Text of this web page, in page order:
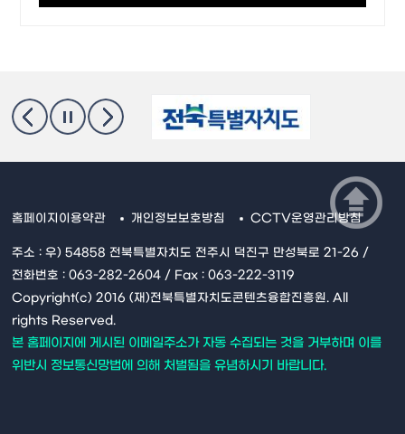
홈페이지이용약관 개인정보보호방침 CCTV운영관리방침
주소 : 우) 54858 전북특별자치도 전주시 덕진구 만성북로 21-26 /
전화번호 : 063-282-2604 / Fax : 063-222-3119
Copyright(c) 2016 (재)전북특별자치도콘텐츠융합진흥원. All
rights Reserved.
본 홈페이지에 게시된 이메일주소가 자동 수집되는 것을 거부하며 이를
위반시 정보통신망법에 의해 처벌됨을 유념하시기 바랍니다.